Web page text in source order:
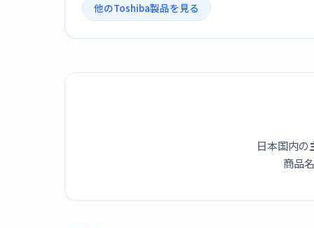
他のToshiba製品を見る
日本国内の
商品